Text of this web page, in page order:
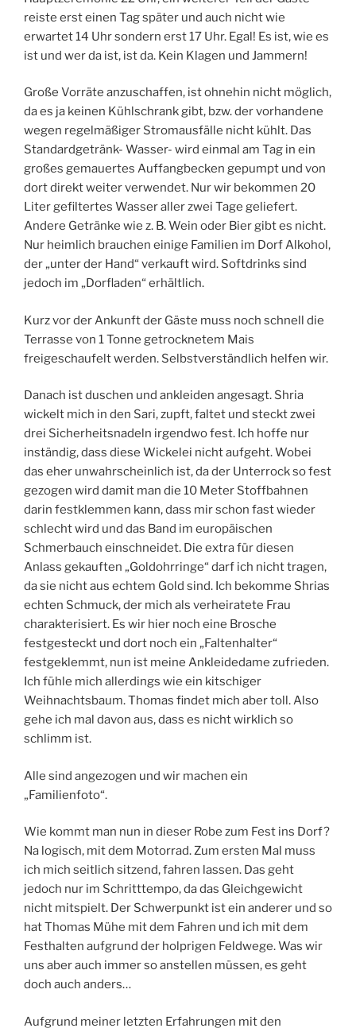
reiste erst einen Tag später und auch nicht wie
erwartet 14 Uhr sondern erst 17 Uhr. Egal! Es ist, wie es
ist und wer da ist, ist da. Kein Klagen und Jammern!
Große Vorräte anzuschaffen, ist ohnehin nicht möglich,
da es ja keinen Kühlschrank gibt, bzw. der vorhandene
wegen regelmäßiger Stromausfälle nicht kühlt. Das
Standardgetränk- Wasser- wird einmal am Tag in ein
großes gemauertes Auffangbecken gepumpt und von
dort direkt weiter verwendet. Nur wir bekommen 20
Liter gefiltertes Wasser aller zwei Tage geliefert.
Andere Getränke wie z. B. Wein oder Bier gibt es nicht.
Nur heimlich brauchen einige Familien im Dorf Alkohol,
der „unter der Hand“ verkauft wird. Softdrinks sind
jedoch im „Dorfladen“ erhältlich.
Kurz vor der Ankunft der Gäste muss noch schnell die
Terrasse von 1 Tonne getrocknetem Mais
freigeschaufelt werden. Selbstverständlich helfen wir.
Danach ist duschen und ankleiden angesagt. Shria
wickelt mich in den Sari, zupft, faltet und steckt zwei
drei Sicherheitsnadeln irgendwo fest. Ich hoffe nur
inständig, dass diese Wickelei nicht aufgeht. Wobei
das eher unwahrscheinlich ist, da der Unterrock so fest
gezogen wird damit man die 10 Meter Stoffbahnen
darin festklemmen kann, dass mir schon fast wieder
schlecht wird und das Band im europäischen
Schmerbauch einschneidet. Die extra für diesen
Anlass gekauften „Goldohrringe“ darf ich nicht tragen,
da sie nicht aus echtem Gold sind. Ich bekomme Shrias
echten Schmuck, der mich als verheiratete Frau
charakterisiert. Es wir hier noch eine Brosche
festgesteckt und dort noch ein „Faltenhalter“
festgeklemmt, nun ist meine Ankleidedame zufrieden.
Ich fühle mich allerdings wie ein kitschiger
Weihnachtsbaum. Thomas findet mich aber toll. Also
gehe ich mal davon aus, dass es nicht wirklich so
schlimm ist.
Alle sind angezogen und wir machen ein
„Familienfoto“.
Wie kommt man nun in dieser Robe zum Fest ins Dorf?
Na logisch, mit dem Motorrad. Zum ersten Mal muss
ich mich seitlich sitzend, fahren lassen. Das geht
jedoch nur im Schritttempo, da das Gleichgewicht
nicht mitspielt. Der Schwerpunkt ist ein anderer und so
hat Thomas Mühe mit dem Fahren und ich mit dem
Festhalten aufgrund der holprigen Feldwege. Was wir
uns aber auch immer so anstellen müssen, es geht
doch auch anders…
Aufgrund meiner letzten Erfahrungen mit den